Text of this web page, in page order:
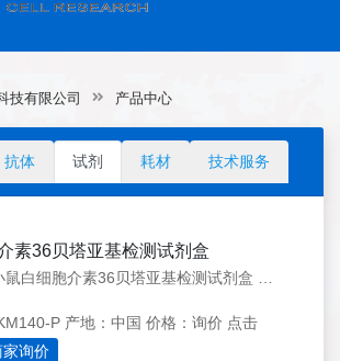
技有限公司 产品中心
抗体 试剂 耗材 技术服务
素36贝塔亚基检测试剂盒
P 产地：中国 价格：询价 点击
家询价